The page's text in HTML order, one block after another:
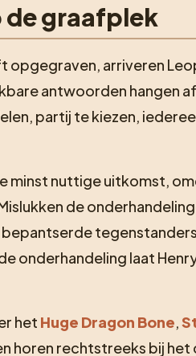
graafplek
opgegraven, arriveren
antwoorden hangen
partij te kiezen,
minst nuttige uitkomst,
de
onderhandeling laat
het Huge Dragon Bone
horen rechtstreeks bij